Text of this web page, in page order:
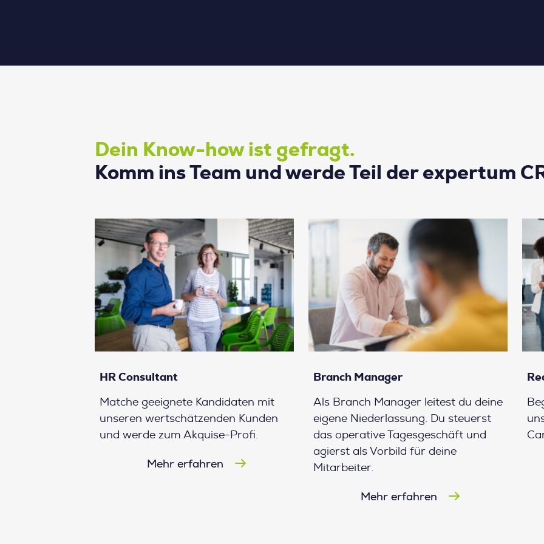
Dein Know-how ist gefragt.
Komm ins Team und werde Teil der expertum
HR Consultant
Matche geeignete Kandidaten mit
unseren wertschätzenden Kunden
und werde zum Akquise-Profi.
Mehr erfahren
Branch Manager
Als Branch Manager leitest du deine
eigene Niederlassung. Du steuerst
das operative Tagesgeschäft und
agierst als Vorbild für deine
Mitarbeiter.
Mehr erfahren